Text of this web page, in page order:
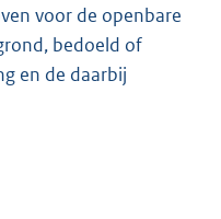
voor de openbare
bedoeld of
en de daarbij